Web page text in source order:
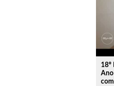
18º
Ano